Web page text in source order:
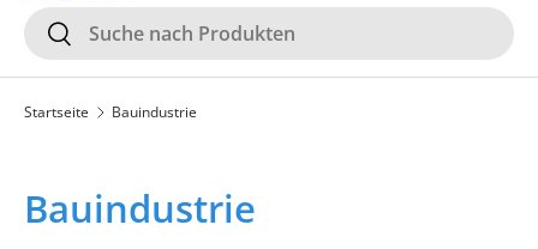
Suchen
Suchen
Startseite Bauindustrie
Bauindustrie